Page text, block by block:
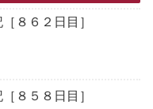
８６２日目］
８５８日目］